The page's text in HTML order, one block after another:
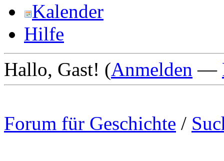
Kalender
Hilfe
Hallo, Gast! (Anmelden —
Forum für Geschichte /